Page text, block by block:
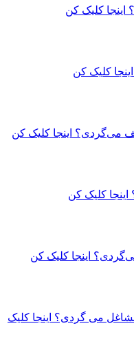
اینجا کلیک کن
کلیک کن
می‌گردی؟ اینجا کلیک کن
کلیک کن
اینجا کلیک کن
مشاغل می گردی؟ اینجا کلیک